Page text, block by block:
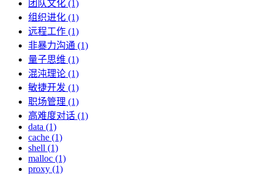
团队文化 (1)
组织进化 (1)
远程工作 (1)
非暴力沟通 (1)
量子思维 (1)
混沌理论 (1)
敏捷开发 (1)
职场管理 (1)
高难度对话 (1)
data (1)
cache (1)
shell (1)
malloc (1)
proxy (1)